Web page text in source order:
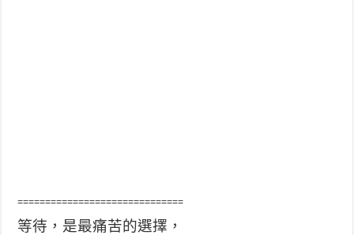
==============================
等待，是最痛苦的選擇，